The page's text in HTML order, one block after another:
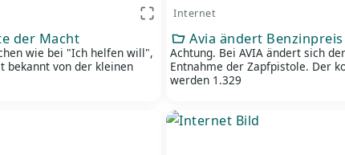
App Ansicht
der Macht
wie bei "Ich helfen will",
bekannt von der kleinen
Internet
Avia ändert
Achtung. Bei AVIA ändert sich
Entnahme der Zapfpistole. Der
werden 1.329